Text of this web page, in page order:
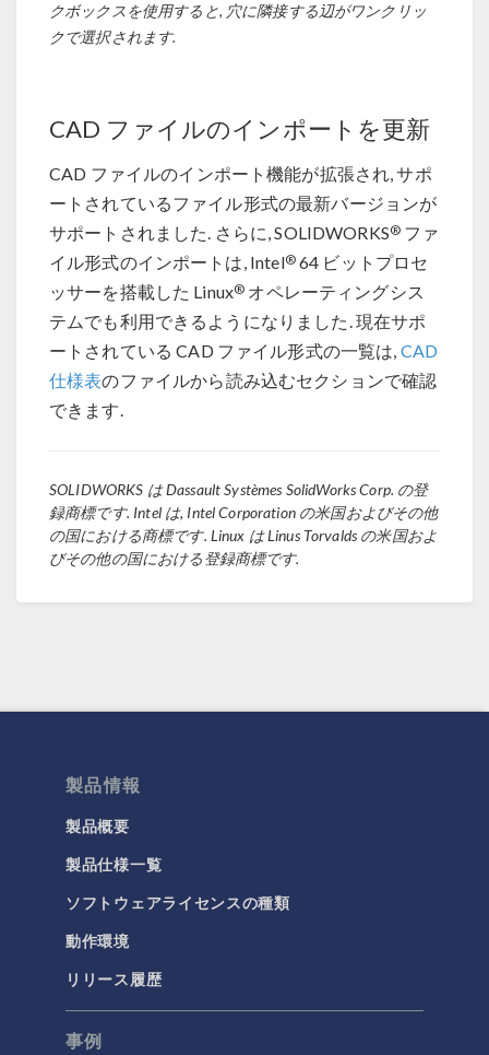
クボックスを使用すると, 穴に隣接する辺がワンクリッ
クで選択されます.
CAD ファイルのインポートを更新
CAD ファイルのインポート機能が拡張され, サポ
ートされているファイル形式の最新バージョンが
サポートされました. さらに, SOLIDWORKS® ファ
イル形式のインポートは, Intel®64 ビットプロセ
ッサーを搭載した Linux® オペレーティングシス
テムでも利用できるようになりました. 現在サポ
ートされている CAD ファイル形式の一覧は, CAD
仕様表のファイルから読み込むセクションで確認
できます.
SOLIDWORKS は Dassault Systèmes SolidWorks Corp. の登
録商標です. Intel は, Intel Corporation の米国およびその他
の国における商標です. Linux は Linus Torvalds の米国およ
びその他の国における登録商標です.
製品情報
製品概要
製品仕様一覧
ソフトウェアライセンスの種類
動作環境
リリース履歴
事例